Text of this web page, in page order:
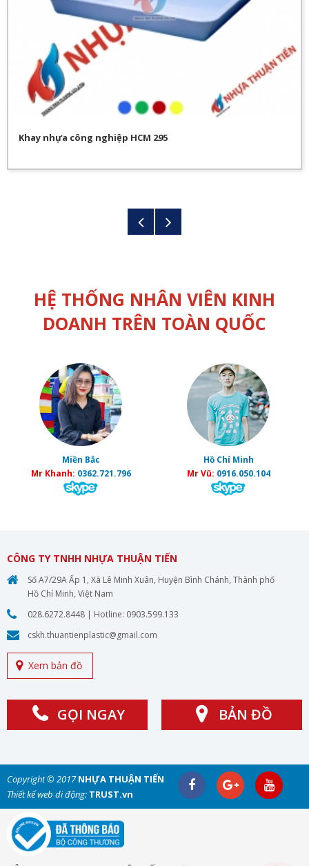
Khay nhựa công nghiệp HCM 295
HỆ THỐNG NHÂN VIÊN KINH
DOANH TRÊN TOÀN QUỐC
Miền Bắc
Mr Khanh: 0362.721.796
Hồ Chí Minh
Mr Vũ: 0916.050.104
CÔNG TY TNHH NHỰA THUẬN TIẾN
Số A7/29A Ấp 1, Xã Lê Minh Xuân, Huyện Bình Chánh, Thành phố
Hồ Chí Minh, Việt Nam
028.6272.8448 | Hotline: 0903.599.133
cskh.thuantienplastic@gmail.com
Xem bản đồ
GỌI NGAY BẢN ĐỒ
Copyright © 2017NHỰA THUẬN TIẾN
Thiết kế web di động: TRUST.vn